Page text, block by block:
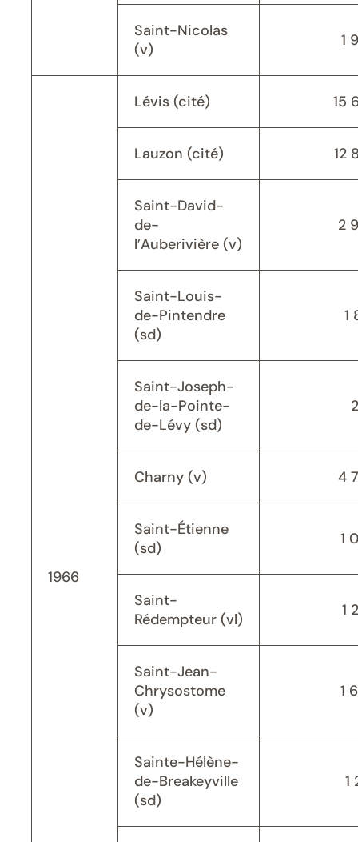
Saint-Nicolas
(v)
1
1966
Lévis (cité) 15
Lauzon (cité) 12
Saint-David-
de-
l’Auberivière (v)
2
Saint-Louis-
de-Pintendre
(sd)
1
Saint-Joseph-
de-la-Pointe-
de-Lévy (sd)
Charny (v) 4
Saint-Étienne
(sd)
1
Saint-
Rédempteur (vl)
1
Saint-Jean-
Chrysostome
(v)
1
Sainte-Hélène-
de-Breakeyville
(sd)
1